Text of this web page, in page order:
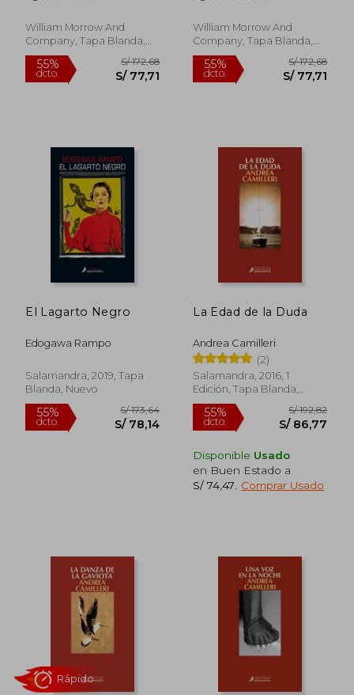
William Morrow And
Company, Tapa Blanda,
Nuevo
William Morrow And
Company, Tapa Blanda,
Nuevo
55%
dcto. S/
El Lagarto Negro
Edogawa Rampo
Salamandra, 2019, Tapa
Blanda, Nuevo
La Edad de la Duda
Andrea Camilleri
(2)
Salamandra, 2016, 1
Edición, Tapa Blanda,
Nuevo
Disponible Usado
en Buen Estado a
S/ 74,47
Comprar Usado